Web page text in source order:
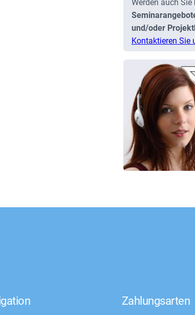
Werden auch Sie
und/oder
Kontaktieren Sie
Zahlungsarten